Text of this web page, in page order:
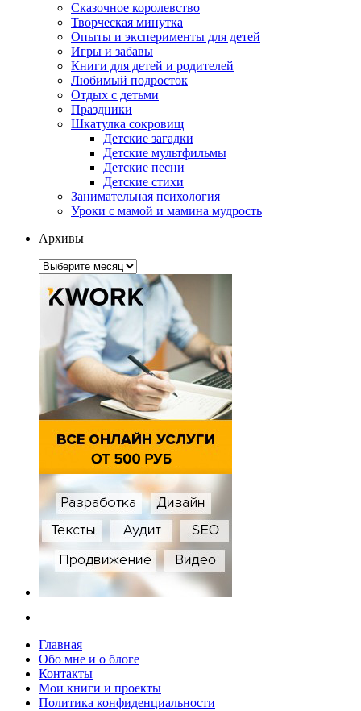
Сказочное королевство
Творческая минутка
Опыты и эксперименты для детей
Игры и забавы
Книги для детей и родителей
Любимый подросток
Отдых с детьми
Праздники
Шкатулка сокровищ
Детские загадки
Детские мультфильмы
Детские песни
Детские стихи
Занимательная психология
Уроки с мамой и мамина мудрость
Архивы
Архивы
Главная
Обо мне и о блоге
Контакты
Мои книги и проекты
Политика конфиденциальности